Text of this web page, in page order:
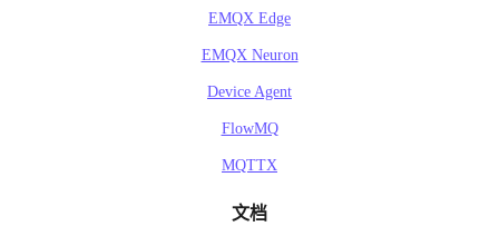
EMQX Edge
EMQX Neuron
Device Agent
FlowMQ
MQTTX
文档